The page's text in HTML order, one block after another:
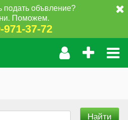
объвление?
Поможем.
971-37-72